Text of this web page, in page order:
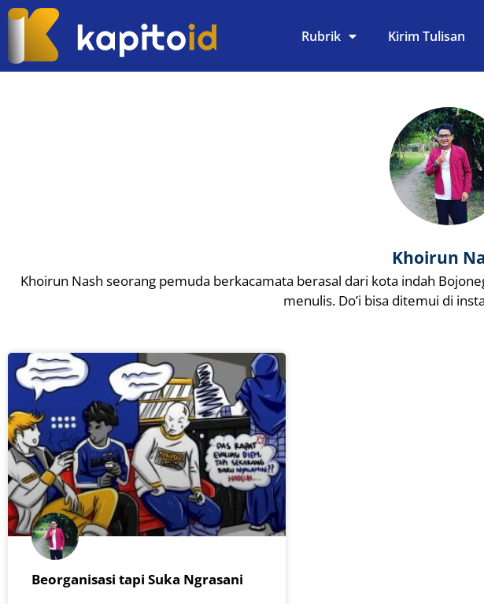
Rubrik Kirim Tulisan
Khoirun
Khoirun Nash seorang pemuda berkacamata berasal dari kota indah
menulis. Do’i bisa ditemui di
Beorganisasi tapi Suka Ngrasani